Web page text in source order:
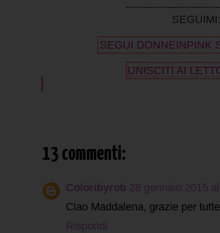
SEGUI DONNEINPINK
UNISCITI AI
13 commenti:
Coloribyrob 28 gennaio 2015
Ciao Maddalena, grazie per
Rispondi